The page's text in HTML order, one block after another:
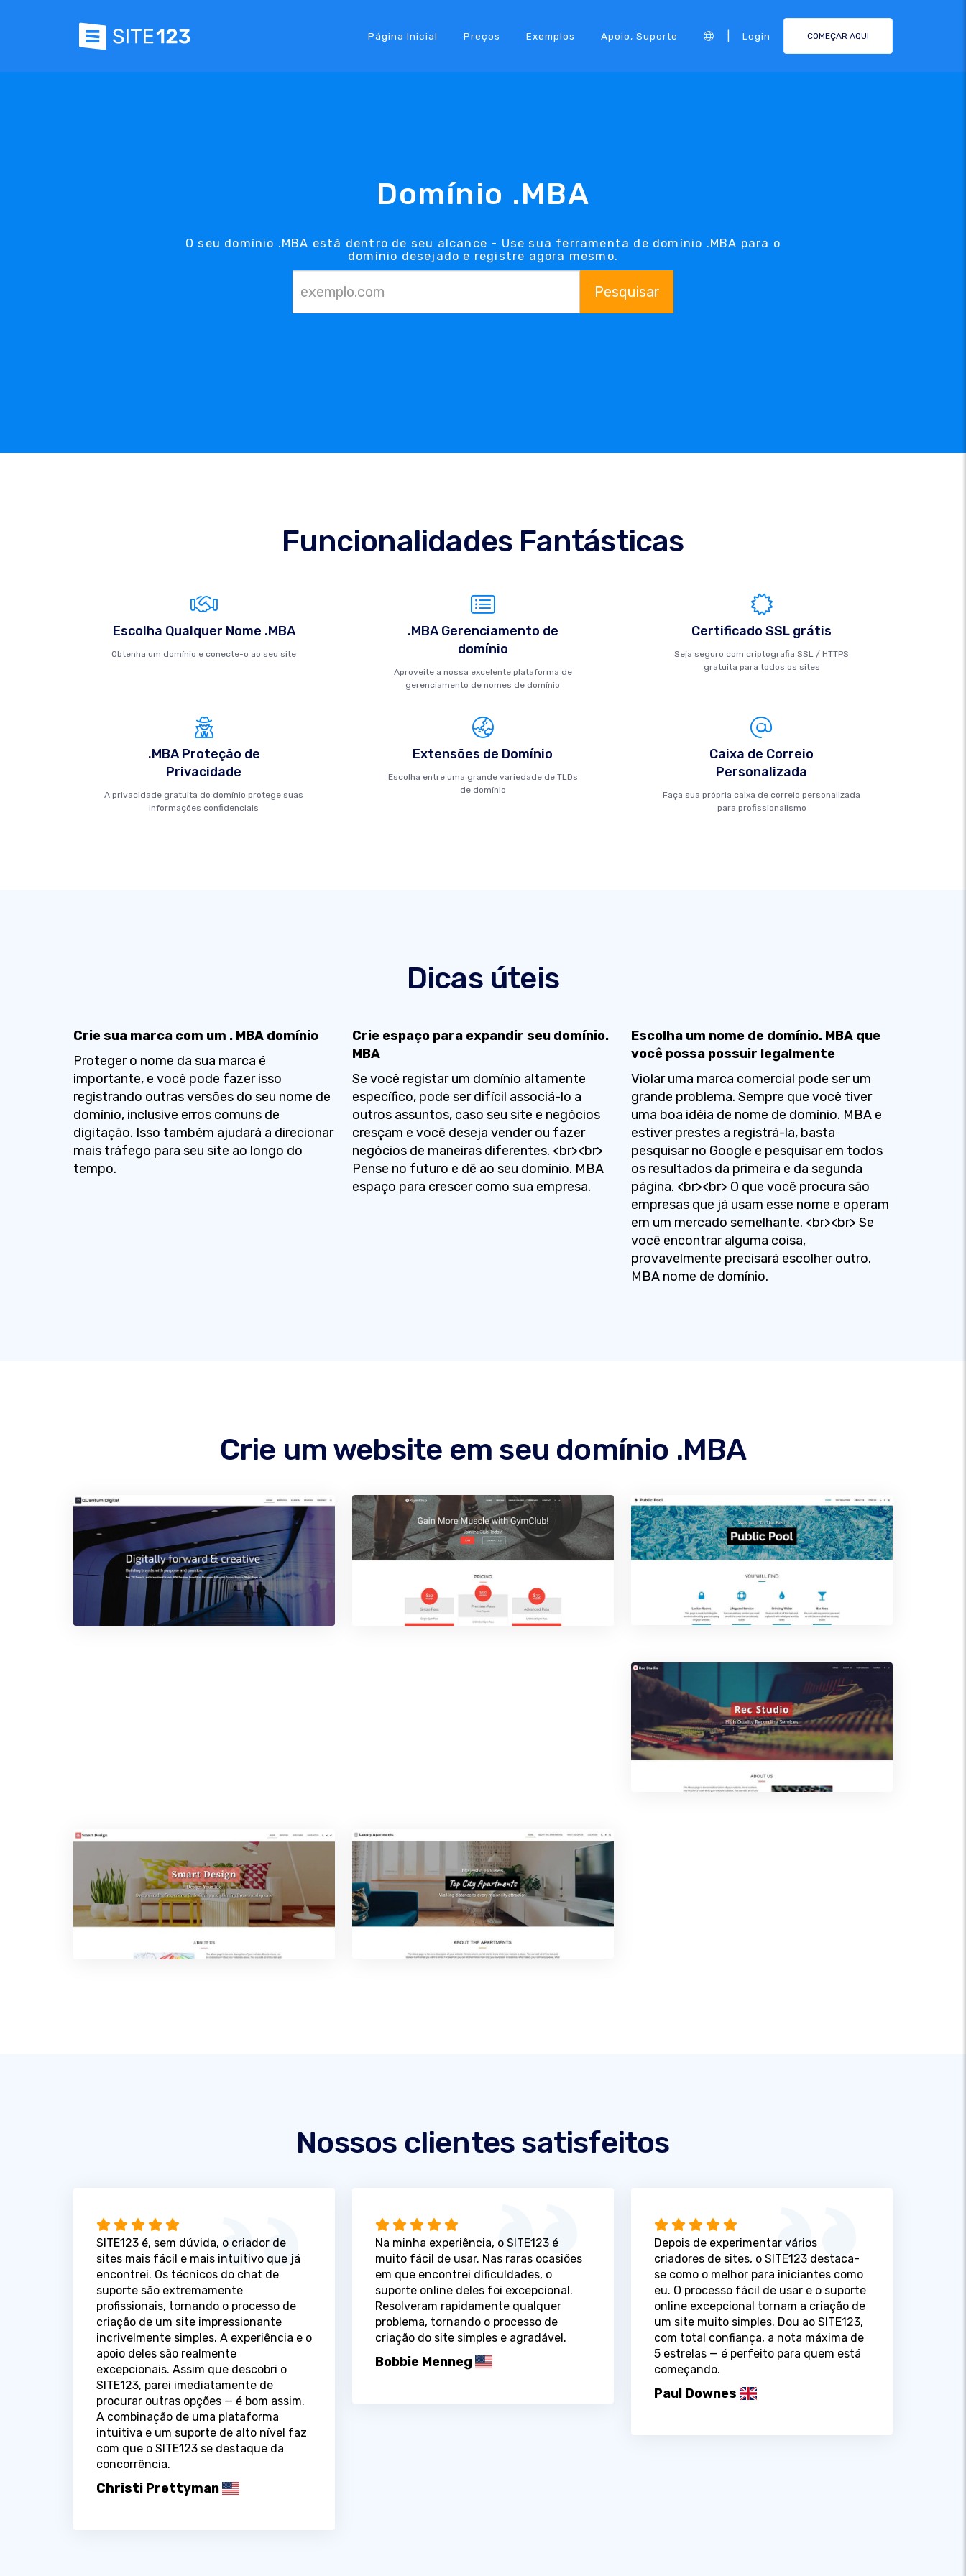
Página Inicial Preços Exemplos Apoio, Suporte Login COMEÇAR AQUI
Domínio .MBA
O seu domínio .MBA está dentro de seu alcance - Use sua ferramenta de domínio .MBA para o
domínio desejado e registre agora mesmo.
Pesquisar
Funcionalidades Fantásticas
Escolha Qualquer Nome .MBA
Obtenha um domínio e conecte-o ao seu site
.MBA Gerenciamento de
domínio
Aproveite a nossa excelente plataforma de
gerenciamento de nomes de domínio
Certificado SSL grátis
Seja seguro com criptografia SSL / HTTPS
gratuita para todos os sites
.MBA Proteção de
Privacidade
A privacidade gratuita do domínio protege suas
informações confidenciais
Extensões de Domínio
Escolha entre uma grande variedade de TLDs
de domínio
Caixa de Correio
Personalizada
Faça sua própria caixa de correio personalizada
para profissionalismo
Dicas úteis
Crie sua marca com um . MBA domínio
Proteger o nome da sua marca é
importante, e você pode fazer isso
registrando outras versões do seu nome de
domínio, inclusive erros comuns de
digitação. Isso também ajudará a direcionar
mais tráfego para seu site ao longo do
tempo.
Crie espaço para expandir seu domínio.
MBA
Se você registar um domínio altamente
específico, pode ser difícil associá-lo a
outros assuntos, caso seu site e negócios
cresçam e você deseja vender ou fazer
negócios de maneiras diferentes. <br><br>
Pense no futuro e dê ao seu domínio. MBA
espaço para crescer como sua empresa.
Escolha um nome de domínio. MBA que
você possa possuir legalmente
Violar uma marca comercial pode ser um
grande problema. Sempre que você tiver
uma boa idéia de nome de domínio. MBA e
estiver prestes a registrá-la, basta
pesquisar no Google e pesquisar em todos
os resultados da primeira e da segunda
página. <br><br> O que você procura são
empresas que já usam esse nome e operam
em um mercado semelhante. <br><br> Se
você encontrar alguma coisa,
provavelmente precisará escolher outro.
MBA nome de domínio.
Crie um website em seu domínio .MBA
Nossos clientes satisfeitos
SITE123 é, sem dúvida, o criador de
sites mais fácil e mais intuitivo que já
encontrei. Os técnicos do chat de
suporte são extremamente
profissionais, tornando o processo de
criação de um site impressionante
incrivelmente simples. A experiência e o
apoio deles são realmente
excepcionais. Assim que descobri o
SITE123, parei imediatamente de
procurar outras opções — é bom assim.
A combinação de uma plataforma
intuitiva e um suporte de alto nível faz
com que o SITE123 se destaque da
concorrência.
Christi Prettyman
Na minha experiência, o SITE123 é
muito fácil de usar. Nas raras ocasiões
em que encontrei dificuldades, o
suporte online deles foi excepcional.
Resolveram rapidamente qualquer
problema, tornando o processo de
criação do site simples e agradável.
Bobbie Menneg
Depois de experimentar vários
criadores de sites, o SITE123 destaca-
se como o melhor para iniciantes como
eu. O processo fácil de usar e o suporte
online excepcional tornam a criação de
um site muito simples. Dou ao SITE123,
com total confiança, a nota máxima de
5 estrelas — é perfeito para quem está
começando.
Paul Downes